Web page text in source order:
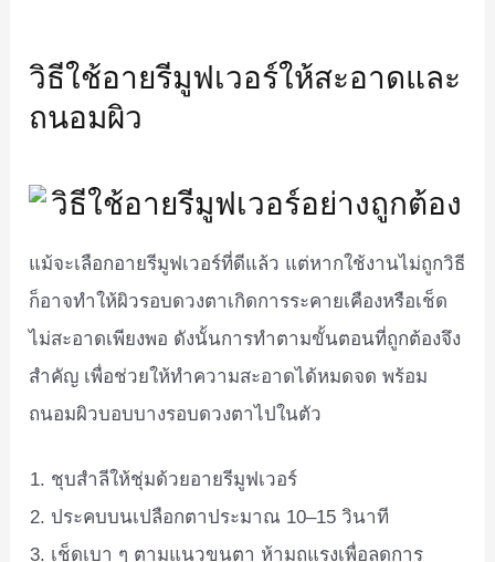
วิธีใช้อายรีมูฟเวอร์ให้สะอาดและ
ถนอมผิว
แม้จะเลือกอายรีมูฟเวอร์ที่ดีแล้ว แต่หากใช้งานไม่ถูกวิธี
ก็อาจทำให้ผิวรอบดวงตาเกิดการระคายเคืองหรือเช็ด
ไม่สะอาดเพียงพอ ดังนั้นการทำตามขั้นตอนที่ถูกต้องจึง
สำคัญ เพื่อช่วยให้ทำความสะอาดได้หมดจด พร้อม
ถนอมผิวบอบบางรอบดวงตาไปในตัว
ชุบสำลีให้ชุ่มด้วยอายรีมูฟเวอร์
ประคบบนเปลือกตาประมาณ 10–15 วินาที
เช็ดเบา ๆ ตามแนวขนตา ห้ามถูแรงเพื่อลดการ